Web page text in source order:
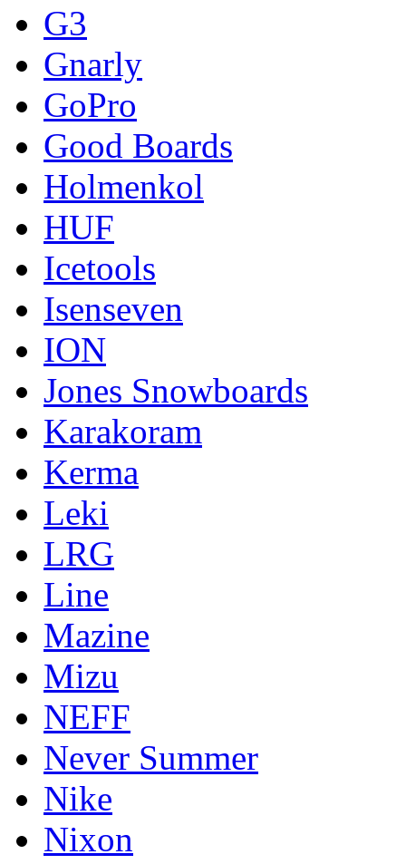
G3
Gnarly
GoPro
Good Boards
Holmenkol
HUF
Icetools
Isenseven
ION
Jones Snowboards
Karakoram
Kerma
Leki
LRG
Line
Mazine
Mizu
NEFF
Never Summer
Nike
Nixon